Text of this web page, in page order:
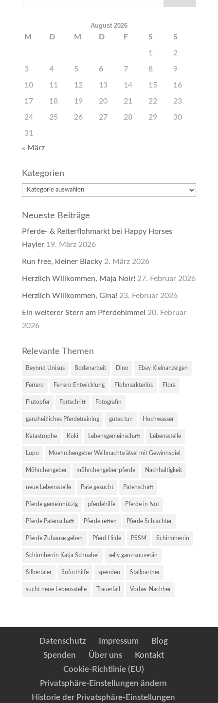
August 2026
M D M D F S S
1 2
3 4 5 6 7 8 9
10 11 12 13 14 15 16
17 18 19 20 21 22 23
24 25 26 27 28 29 30
31
« März
Kategorien
Kategorien
Neueste Beiträge
Pferde- & Reiterflohmarkt bei Happy Horses
Hayler 19. März 2026
Run free, kleiner Blacky 2. März 2026
Herzlich Willkommen, Maja Noir! 27. Februar 2026
Herzlich Willkommen, Gina! 23. Februar 2026
Ein weiterer Stern am Pferdehimmel 20. Februar
2026
Relevante Themen
Beyond Unisus Bodenarbeit Dino Ebay Kleinanzeigen
Ferrero Ferrero Entwicklung Flohmarkterlös Flora
Flutopfer Fortschritt Fotografin
ganzheitliches Pferdetraining gutes tun Hochwasser
Katastrophe Kuki Lebensgemeinschaft Lebensstelle
Lupo Moehrchengeber Weihnachtsrätsel mit Gewinnspiel
Möhrchengeber möhrchengeber-pferde Nachhaltigkeit
neue Lebensstelle Pate gesucht Patenschaft
Pferde gemeinnützig pferdehilfe Pferde in Not
Pferde Patenschaft Pferde retten Pferde Schlachter
Pferde Zuhause geben Pferd Hilde PSSM Schirmherrin
Schirmherrin Katja Schnabel selly ganz souverän
Silbertaler Soforthilfe spenden Stallpartner
sucht neue Lebensstelle Trauerfall Vorher-Nachher
Datenschutz Impressum
Blog
Spenden
Über uns
Kontakt
Cookie-Richtlinie (EU)
Privatsphäre-Einstellungen ändern
Historie der Privatsphäre-Einstellungen